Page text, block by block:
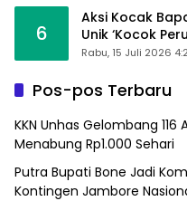
6
Aksi Kocak
Unik ‘Kocok
Alfamart,
Rabu, 15 Juli 2026
Pos-pos Terbaru
KKN Unhas Gelombang 116
Menabung Rp1.000 Sehari
Putra Bupati Bone Jadi
Kontingen Jambore